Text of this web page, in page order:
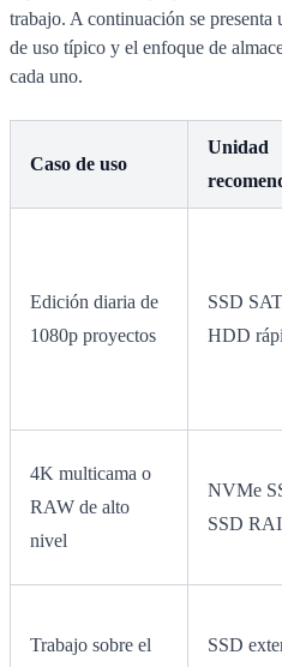
trabajo. A continuación se presenta
de uso típico y el enfoque de
cada uno.
Caso de uso
Unidad
Edición diaria de
1080p proyectos
SSD
HDD
4K multicama o
RAW de alto
nivel
NVMe
SSD
Trabajo sobre el
SSD